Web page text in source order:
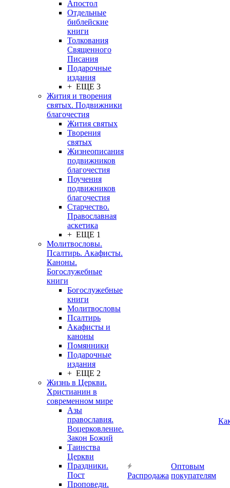
Апостол
Отдельные
библейские
книги
Толкования
Священного
Писания
Подарочные
издания
+ ЕЩЕ 3
Жития и творения
святых. Подвижники
благочестия
Жития святых
Творения
святых
Жизнеописания
подвижников
благочестия
Поучения
подвижников
благочестия
Старчество.
Православная
аскетика
+ ЕЩЕ 1
Молитвословы.
Псалтирь. Акафисты.
Каноны.
Богослужебные
книги
Богослужебные
книги
Молитвословы
Псалтирь
Акафисты и
каноны
Помянники
Подарочные
издания
+ ЕЩЕ 2
Жизнь в Церкви.
Христианин в
современном мире
Азы
православия.
Воцерковление.
Закон Божий
Таинства
Церкви
Праздники.
Пост
Проповеди.
Распродажа
Оптовым
покупателям